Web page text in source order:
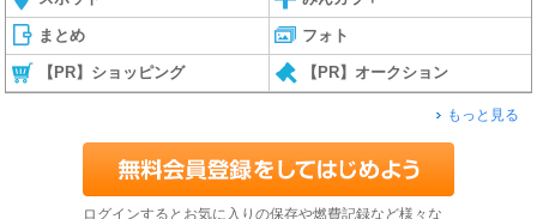
まとめ フォト
【PR】ショッピング 【PR】オークション
もっと見る
ログインするとお気に入りの保存や燃費記録など様々な